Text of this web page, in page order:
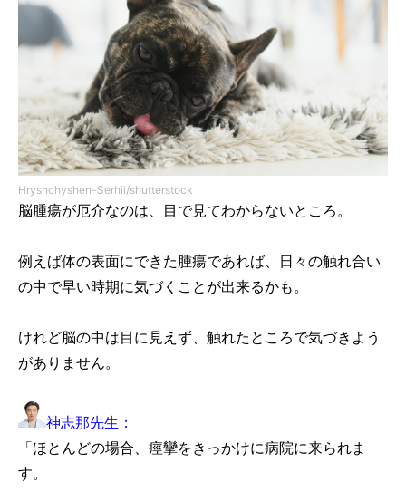
Hryshchyshen-Serhii/shutterstock
脳腫瘍が厄介なのは、目で見てわからないところ。
例えば体の表面にできた腫瘍であれば、日々の触れ合い
の中で早い時期に気づくことが出来るかも。
けれど脳の中は目に見えず、触れたところで気づきよう
がありません。
神志那先生：
「ほとんどの場合、痙攣をきっかけに病院に来られま
す。